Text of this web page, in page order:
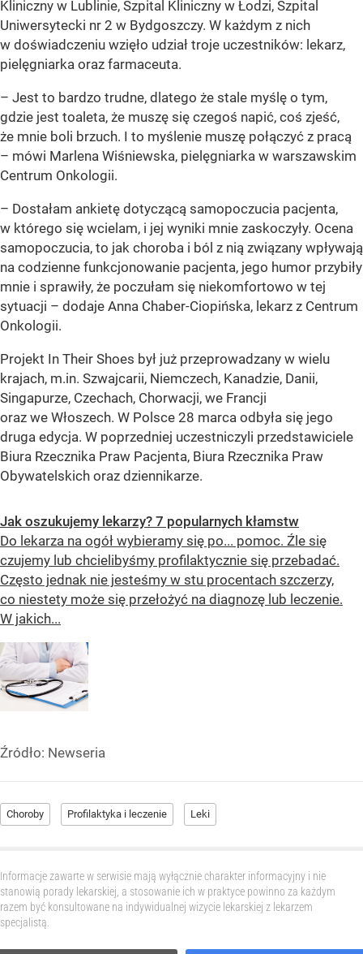
Kliniczny w Lublinie, Szpital Kliniczny w Łodzi, Szpital
Uniwersytecki nr 2 w Bydgoszczy. W każdym z nich
w doświadczeniu wzięło udział troje uczestników: lekarz,
pielęgniarka oraz farmaceuta.
– Jest to bardzo trudne, dlatego że stale myślę o tym,
gdzie jest toaleta, że muszę się czegoś napić, coś zjeść,
że mnie boli brzuch. I to myślenie muszę połączyć z pracą
– mówi Marlena Wiśniewska, pielęgniarka w warszawskim
Centrum Onkologii.
– Dostałam ankietę dotyczącą samopoczucia pacjenta,
w którego się wcielam, i jej wyniki mnie zaskoczyły. Ocena
samopoczucia, to jak choroba i ból z nią związany wpływają
na codzienne funkcjonowanie pacjenta, jego humor przybiły
mnie i sprawiły, że poczułam się niekomfortowo w tej
sytuacji – dodaje Anna Chaber-Ciopińska, lekarz z Centrum
Onkologii.
Projekt In Their Shoes był już przeprowadzany w wielu
krajach, m.in. Szwajcarii, Niemczech, Kanadzie, Danii,
Singapurze, Czechach, Chorwacji, we Francji
oraz we Włoszech. W Polsce 28 marca odbyła się jego
druga edycja. W poprzedniej uczestniczyli przedstawiciele
Biura Rzecznika Praw Pacjenta, Biura Rzecznika Praw
Obywatelskich oraz dziennikarze.
Jak oszukujemy lekarzy? 7 popularnych kłamstw
Do lekarza na ogół wybieramy się po... pomoc. Źle się
czujemy lub chcielibyśmy profilaktycznie się przebadać.
Często jednak nie jesteśmy w stu procentach szczerzy,
co niestety może się przełożyć na diagnozę lub leczenie.
W jakich...
Źródło: Newseria
Choroby Profilaktyka i leczenie Leki
Informacje zawarte w serwisie mają wyłącznie charakter informacyjny i nie
stanowią porady lekarskiej, a stosowanie ich w praktyce powinno za każdym
razem być konsultowane na indywidualnej wizycie lekarskiej z lekarzem
specjalistą.